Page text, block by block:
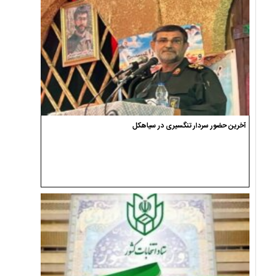
آخرین حضور سردار تنگسیری در سیاهکل